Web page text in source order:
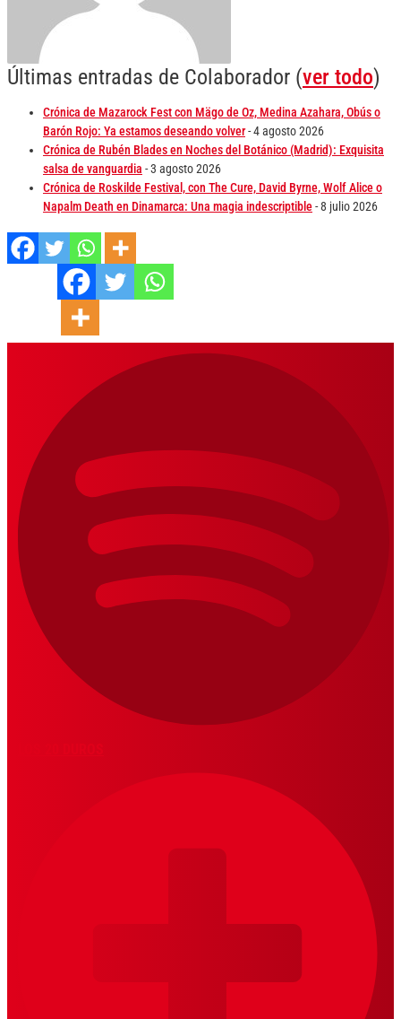
Últimas entradas de Colaborador (ver todo)
Crónica de Mazarock Fest con Mägo de Oz, Medina Azahara, Obús o
Barón Rojo: Ya estamos deseando volver- 4 agosto 2026
Crónica de Rubén Blades en Noches del Botánico (Madrid): Exquisita
salsa de vanguardia - 3 agosto 2026
Crónica de Roskilde Festival, con The Cure, David Byrne, Wolf Alice o
Napalm Death en Dinamarca: Una magia indescriptible- 8 julio 2026